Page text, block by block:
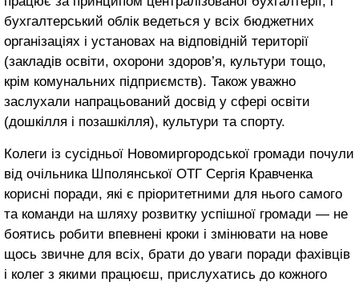
бухгалтерський облік ведеться у всіх бюджетних
організаціях і установах на відповідній території
(закладів освіти, охорони здоров’я, культури тощо,
крім комунальних підприємств). Також уважно
заслухали напрацьований досвід у сфері освіти
(дошкілля і позашкілля), культури та спорту.
Колеги із сусідньої Новомиргородської громади почули
від очільника Шполянської ОТГ Сергія Кравченка
корисні поради, які є пріоритетними для нього самого
та команди на шляху розвитку успішної громади — не
боятись робити впевнені кроки і змінювати на нове
щось звичне для всіх, брати до уваги поради фахівців
і колег з якими працюєш, прислухатись до кожного